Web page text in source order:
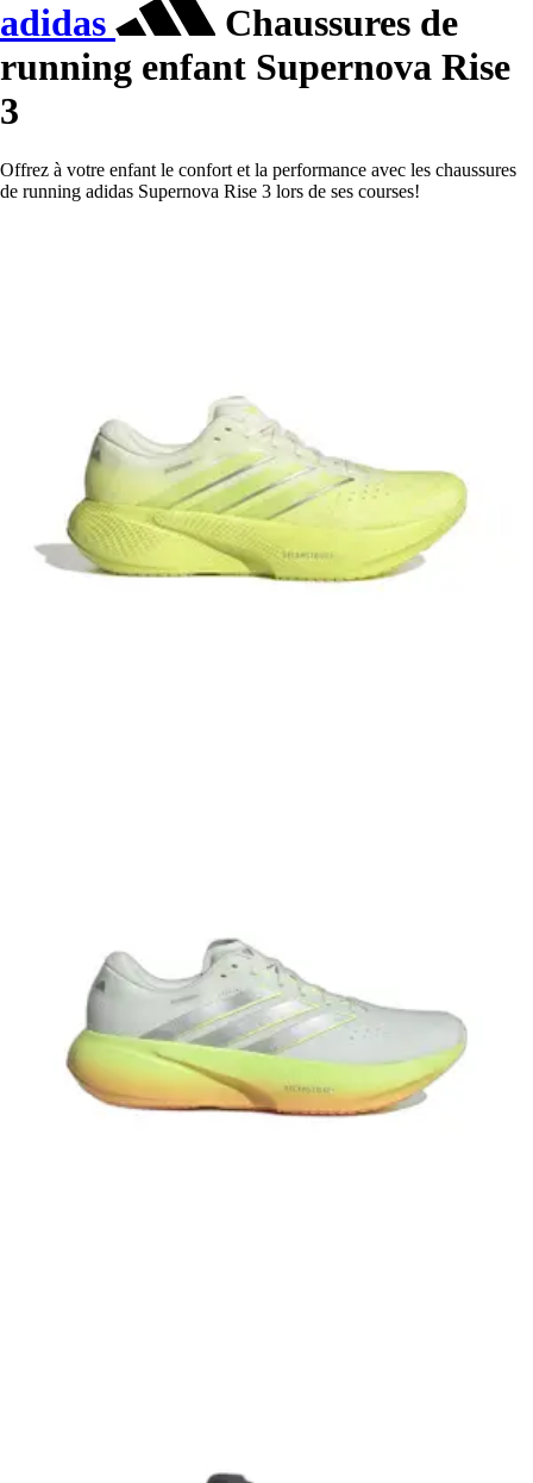
adidas
Chaussures de
running enfant Supernova Rise
3
Offrez à votre enfant le confort et la performance avec les chaussures
de running adidas Supernova Rise 3 lors de ses courses!